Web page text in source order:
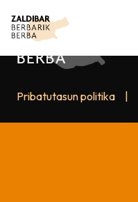
Pribatutasun politika